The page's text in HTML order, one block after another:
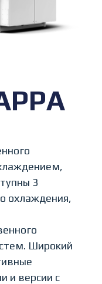
3
охлаждения,
Широкий
и версии с